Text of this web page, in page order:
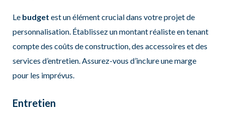
Le budget est un élément crucial dans votre projet de
personnalisation. Établissez un montant réaliste en tenant
compte des coûts de construction, des accessoires et des
services d’entretien. Assurez-vous d’inclure une marge
pour les imprévus.
Entretien